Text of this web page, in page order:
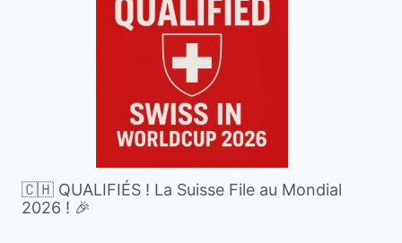
🇨🇭 QUALIFIÉS ! La Suisse File au Mondial
2026 ! 🎉